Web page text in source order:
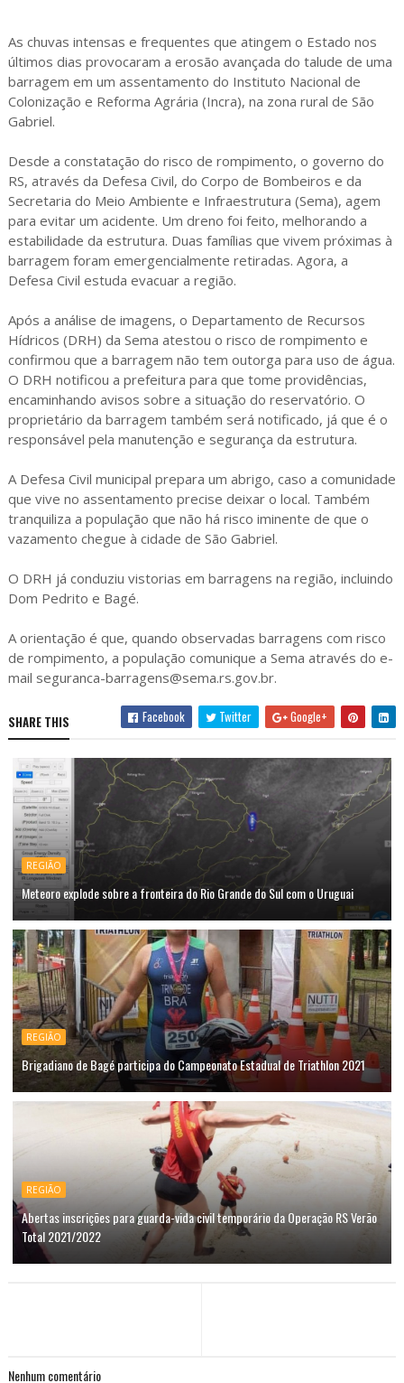
As chuvas intensas e frequentes que atingem o Estado nos
últimos dias provocaram a erosão avançada do talude de uma
barragem em um assentamento do Instituto Nacional de
Colonização e Reforma Agrária (Incra), na zona rural de São
Gabriel.
Desde a constatação do risco de rompimento, o governo do
RS, através da Defesa Civil, do Corpo de Bombeiros e da
Secretaria do Meio Ambiente e Infraestrutura (Sema), agem
para evitar um acidente. Um dreno foi feito, melhorando a
estabilidade da estrutura. Duas famílias que vivem próximas à
barragem foram emergencialmente retiradas. Agora, a
Defesa Civil estuda evacuar a região.
Após a análise de imagens, o Departamento de Recursos
Hídricos (DRH) da Sema atestou o risco de rompimento e
confirmou que a barragem não tem outorga para uso de água.
O DRH notificou a prefeitura para que tome providências,
encaminhando avisos sobre a situação do reservatório. O
proprietário da barragem também será notificado, já que é o
responsável pela manutenção e segurança da estrutura.
A Defesa Civil municipal prepara um abrigo, caso a comunidade
que vive no assentamento precise deixar o local. Também
tranquiliza a população que não há risco iminente de que o
vazamento chegue à cidade de São Gabriel.
O DRH já conduziu vistorias em barragens na região, incluindo
Dom Pedrito e Bagé.
A orientação é que, quando observadas barragens com risco
de rompimento, a população comunique a Sema através do e-
mail seguranca-barragens@sema.rs.gov.br.
SHARE THIS Facebook Twitter Google+
REGIÃO
Meteoro explode sobre a fronteira do Rio Grande do Sul com o Uruguai
REGIÃO
Brigadiano de Bagé participa do Campeonato Estadual de Triathlon 2021
REGIÃO
Abertas inscrições para guarda-vida civil temporário da Operação RS Verão
Total 2021/2022
Nenhum comentário